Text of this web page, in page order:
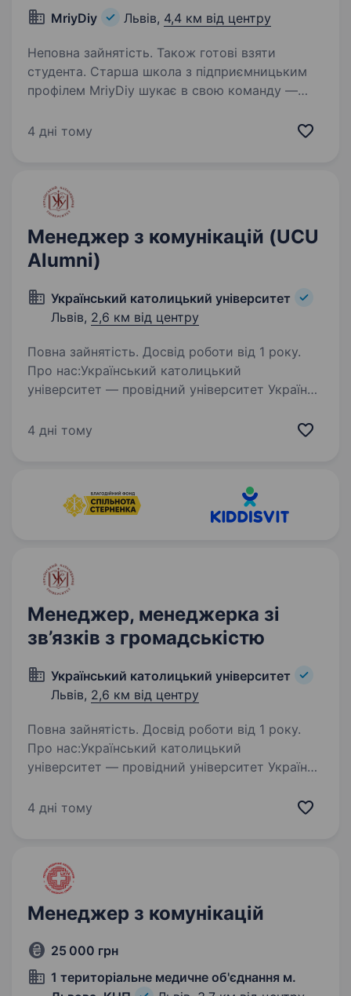
MriyDiy Львів, 4,4 км від центру
Неповна зайнятість. Також готові взяти
студента. Старша школа з підприємницьким
профілем MriyDiy шукає в свою команду —
Школа знаходиться за адресою: вул.
4 дні тому
Менеджер з комунікацій (UCU
Alumni)
Український католицький університет
Львів, 2,6 км від центру
Повна зайнятість. Досвід роботи від 1 року.
Про нас:Український католицький
університет — провідний університет України.
поєднуючи сучасну освіту з етичними
4 дні тому
Менеджер, менеджерка зі
зв’язків з громадськістю
Український католицький університет
Львів, 2,6 км від центру
Повна зайнятість. Досвід роботи від 1 року.
Про нас:Український католицький
університет — провідний університет України.
поєднуючи сучасну освіту з етичними
4 дні тому
Менеджер з комунікацій
25 000 грн
1 територіальне медичне об'єднання м.